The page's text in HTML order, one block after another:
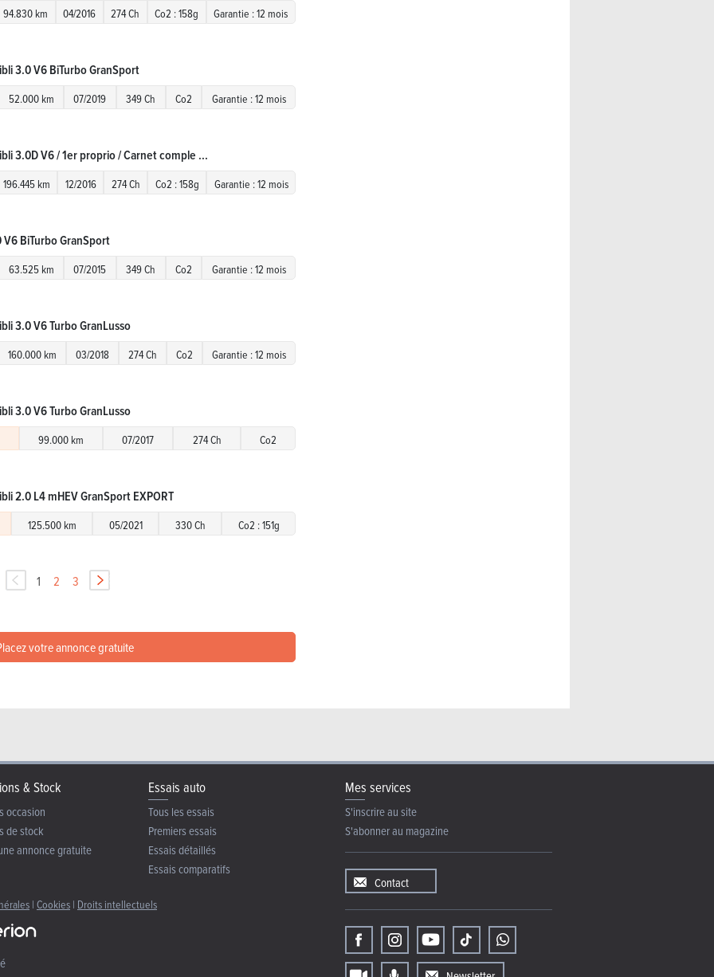
94.830 km 04/2016 274 Ch Co2 : 158g Garantie : 12 mois
3.0 V6 BiTurbo GranSport
52.000 km 07/2019 349 Ch Co2 Garantie : 12 mois
3.0D V6 / 1er proprio / Carnet comple ...
196.445 km 12/2016 274 Ch Co2 : 158g Garantie : 12 mois
BiTurbo GranSport
63.525 km 07/2015 349 Ch Co2 Garantie : 12 mois
3.0 V6 Turbo GranLusso
160.000 km 03/2018 274 Ch Co2 Garantie : 12 mois
3.0 V6 Turbo GranLusso
99.000 km 07/2017 274 Ch Co2
2.0 L4 mHEV GranSport EXPORT
125.500 km 05/2021 330 Ch Co2 : 151g
1 2 3
votre annonce gratuite
& Stock
occasion
de stock
annonce gratuite
Essais auto
Tous les essais
Premiers essais
Essais détaillés
Essais comparatifs
| Cookies | Droits intellectuels
Mes services
S'inscrire au site
S'abonner au magazine
Contact